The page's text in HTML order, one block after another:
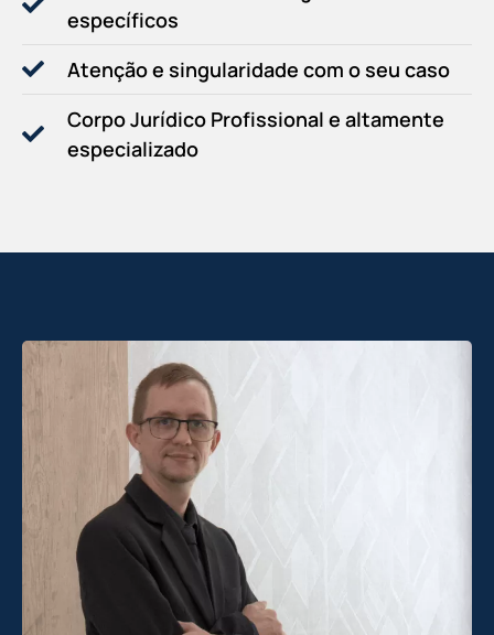
específicos
Atenção e singularidade com o seu caso
Corpo Jurídico Profissional e altamente
especializado